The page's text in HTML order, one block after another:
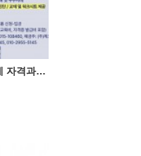
제7회 중장년 커리어설계 자격과정(2월 7일)